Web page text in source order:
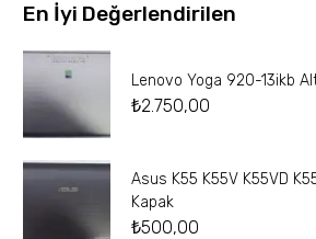
En İyi Değerlendirilen
Lenovo Yoga 920-13ikb
₺2.750,00
Asus K55 K55V K55VD
Kapak
₺500,00